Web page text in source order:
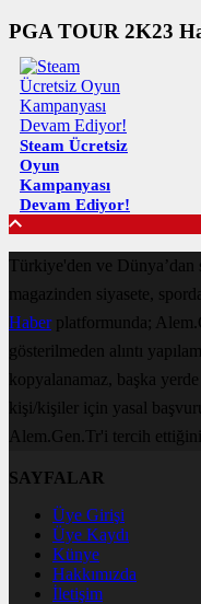
PGA TOUR 2K23
Steam Ücretsiz
Oyun
Kampanyası
Devam Ediyor!
Türkiye'den ve Dünya’dan
magazinden siyasete,
Haberplatformunda;
gösterilmeden alıntı
kopyalanamaz, başka
kişi/kişiler için yasal
Alem.Gen.Tr'i tercih
SAYFALAR
Üye Girişi
Üye Kaydı
Künye
Hakkımızda
İletişim